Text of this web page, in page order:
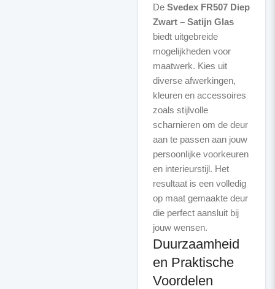
De Svedex FR507 Diep
Zwart – Satijn Glas
biedt uitgebreide
mogelijkheden voor
maatwerk. Kies uit
diverse afwerkingen,
kleuren en accessoires
zoals stijlvolle
scharnieren om de deur
aan te passen aan jouw
persoonlijke voorkeuren
en interieurstijl. Het
resultaat is een volledig
op maat gemaakte deur
die perfect aansluit bij
Duurzaamheid
en Praktische
Voordelen